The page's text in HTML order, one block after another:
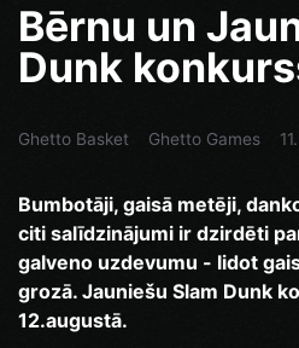
Bērnu un
Dunk
Ghetto Basket Ghetto Games
Bumbotāji, gaisā metēji,
citi salīdzinājumi ir dzirdēti
galveno uzdevumu - lidot
grozā. Jauniešu Slam Dunk
12.augustā.